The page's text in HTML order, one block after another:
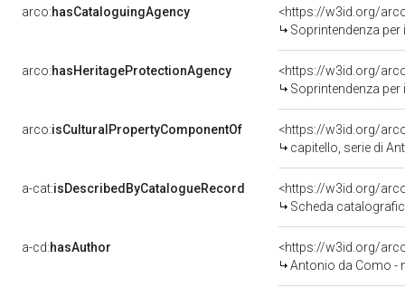
arco:hasCataloguingAgency
<https://w3id.org/
Soprintendenza
arco:hasHeritageProtectionAgency
<https://w3id.org/
Soprintendenza per i
arco:isCulturalPropertyComponentOf
<https://w3id.org/
capitello, serie di
a-cat:isDescribedByCatalogueRecord
<https://w3id.org/
Scheda
a-cd:hasAuthor
<https://w3id.org/
Antonio da Como -